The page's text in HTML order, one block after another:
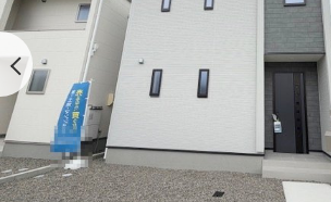
・当店の店舗ページより【ハウスア
ホームページ】へ。
・ラインでのお問い合わせも出来ま
731koxur】
◇住宅ローンのご相談いつでも無料
◇
・いくら位の住宅を購入する方がいい
・今買うのがいいの？それとも、頭